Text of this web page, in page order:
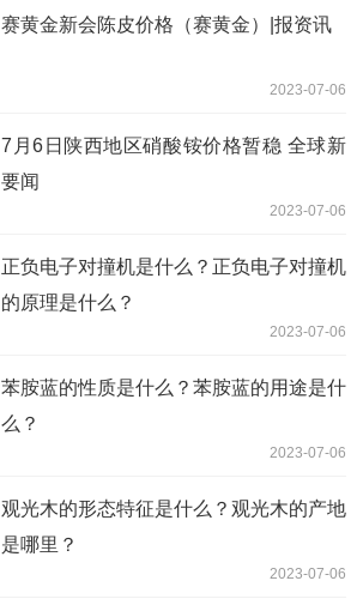
赛黄金新会陈皮价格（赛黄金）|报资讯
2023-07-06
7月6日陕西地区硝酸铵价格暂稳 全球新
要闻
2023-07-06
正负电子对撞机是什么？正负电子对撞机
的原理是什么？
2023-07-06
苯胺蓝的性质是什么？苯胺蓝的用途是什
么？
2023-07-06
观光木的形态特征是什么？观光木的产地
是哪里？
2023-07-06